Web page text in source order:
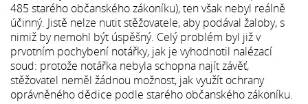
485 starého občanského zákoníku), ten však nebyl reálně
účinný. Jistě nelze nutit stěžovatele, aby podával žaloby, s
nimiž by nemohl být úspěšný. Celý problém byl již v
prvotním pochybení notářky, jak je vyhodnotil nalézací
soud: protože notářka nebyla schopna najít závěť,
stěžovatel neměl žádnou možnost, jak využít ochrany
oprávněného dědice podle starého občanského zákoníku.